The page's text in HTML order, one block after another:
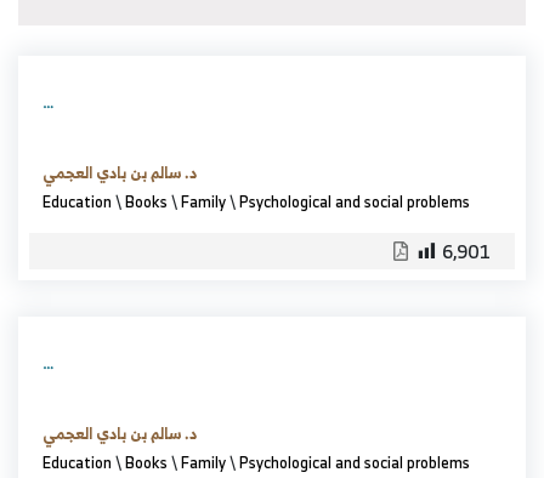
…
د. سالم بن بادي العجمي
Education\Books\Family\Psychological and social problems
6,901
…
د. سالم بن بادي العجمي
Education\Books\Family\Psychological and social problems